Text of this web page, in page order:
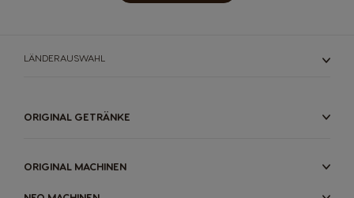
LÄNDERAUSWAHL
ORIGINAL GETRÄNKE
ORIGINAL MACHINEN